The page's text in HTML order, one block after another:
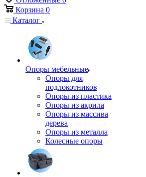
Корзина 0
Каталог
Опоры мебельные
Опоры для
подлокотников
Опоры из пластика
Опоры из акрила
Опоры из массива
дерева
Опоры из металла
Колесные опоры